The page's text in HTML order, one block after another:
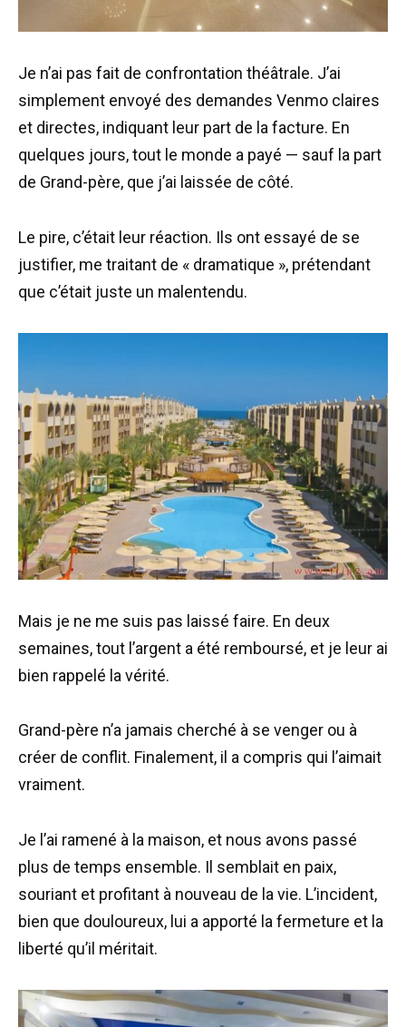
Je n’ai pas fait de confrontation théâtrale. J’ai
simplement envoyé des demandes Venmo claires
et directes, indiquant leur part de la facture. En
quelques jours, tout le monde a payé — sauf la part
de Grand-père, que j’ai laissée de côté.
Le pire, c’était leur réaction. Ils ont essayé de se
justifier, me traitant de « dramatique », prétendant
que c’était juste un malentendu.
Mais je ne me suis pas laissé faire. En deux
semaines, tout l’argent a été remboursé, et je leur ai
bien rappelé la vérité.
Grand-père n’a jamais cherché à se venger ou à
créer de conflit. Finalement, il a compris qui l’aimait
vraiment.
Je l’ai ramené à la maison, et nous avons passé
plus de temps ensemble. Il semblait en paix,
souriant et profitant à nouveau de la vie. L’incident,
bien que douloureux, lui a apporté la fermeture et la
liberté qu’il méritait.